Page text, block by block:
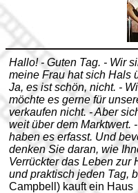
Hallo! - Guten Tag. - Wir
meine Frau hat sich Hals
Ja, es ist schön, nicht. -
möchte es gerne für
verkaufen nicht. - Aber
weit über dem Marktwert.
haben es erfasst. Und
denken Sie daran, wie
Verrückter das Leben zur
und praktisch jeden Tag,
Campbell) kauft ein Haus